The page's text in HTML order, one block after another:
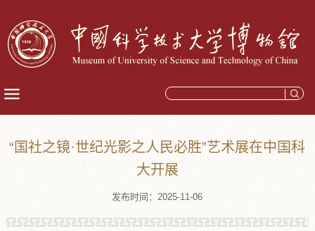
“国社之镜·世纪光影之人民必胜”艺术展在中国科
大开展
发布时间：2025-11-06